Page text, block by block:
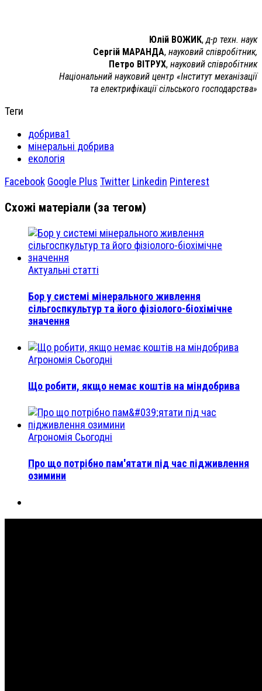
Юлій ВОЖИК,д-р техн. наук
Сергій МАРАНДА, науковий співробітник,
Петро ВІТРУХ, науковий співробітник
Національний науковий центр «Інститут механізації
та електрифікації сільського господарства»
Теги
добрива1
мінеральні добрива
екологія
Facebook Google Plus Twitter Linkedin Pinterest
Схожі матеріали (за тегом)
Актуальні статті
Бор у системі мінерального живлення
сільгоспкультур та його фізіолого-біохімічне
значення
Агрономія Сьогодні
Що робити, якщо немає коштів на міндобрива
Агрономія Сьогодні
Про що потрібно пам'ятати під час підживлення
озимини